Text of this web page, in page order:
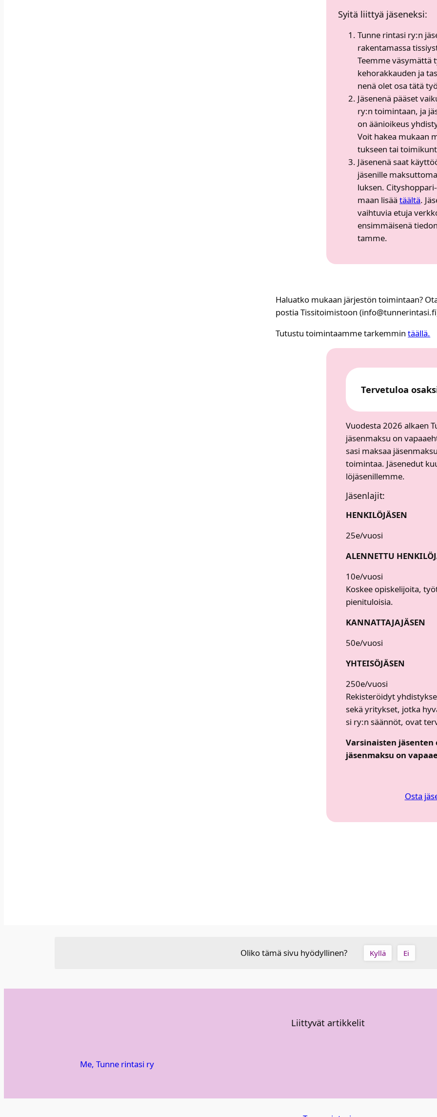
Syi­tä liit­tyä jäse­nek­si:​
Tun­ne rin­ta­si ry:n
raken­ta­mas­sa
Teem­me väsy­mät­tä
keho­rak­kau­den ja
ne­nä olet osa tätä
Jäse­ne­nä pää­set
ry:n toi­min­taan, ja
on äänioi­keus
Voit hakea mukaan
tuk­seen tai
Jäse­ne­nä saat
jäse­nil­le
luk­sen.
maan lisäätääl­tä.
vaih­tu­via etu­ja
ensim­mäi­se­nä
tam­me.​
Haluat­ko mukaan jär­jes­tön toi­min­taan?
pos­tia Tis­si­toi­mis­toon
Tutus­tu toi­min­taam­me tar­kem­mintääl­lä.
Ter­ve­tu­loa
Vuo­des­ta 2026 alkaen
jäsen­mak­su on
sa­si mak­saa
toi­min­taa. Jäse­ne­dut
lö­jä­se­nil­lem­me.
Jäsen­la­jit:​
HEN­KI­LÖ­JÄ­SEN
25e/vuosi​
ALEN­NET­TU
10e/vuosi​
Kos­kee opis­ke­li­joi­ta,
pie­ni­tu­loi­sia.​
KAN­NAT­TA­JA­JÄ­SEN
50e/vuosi​
YHTEI­SÖ­JÄ­SEN
250e/vuosi​
Rekis­te­röi­dyt
sekä yri­tyk­set, jot­ka
si ry:n sään­nöt, ovat
Var­si­nais­ten
jäsen­mak­su on
Osta
Oliko tämä sivu hyödyllinen? Kyllä Ei
Liittyvät artikkelit
Me, Tun­ne rin­ta­si ry